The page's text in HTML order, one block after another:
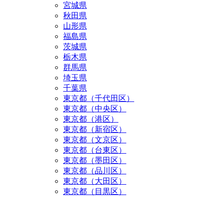
宮城県
秋田県
山形県
福島県
茨城県
栃木県
群馬県
埼玉県
千葉県
東京都（千代田区）
東京都（中央区）
東京都（港区）
東京都（新宿区）
東京都（文京区）
東京都（台東区）
東京都（墨田区）
東京都（品川区）
東京都（大田区）
東京都（目黒区）